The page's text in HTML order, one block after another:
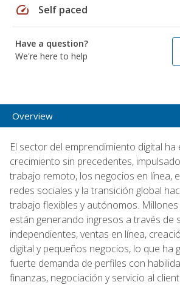
speed Self paced
Have a question?
We're here to help
Overview
El sector del emprendimiento digital
crecimiento sin precedentes,
trabajo remoto, los negocios en línea,
redes sociales y la transición global
trabajo flexibles y autónomos.
están generando ingresos a través de
independientes, ventas en línea,
digital y pequeños negocios, lo que ha
fuerte demanda de perfiles con
finanzas, negociación y servicio al